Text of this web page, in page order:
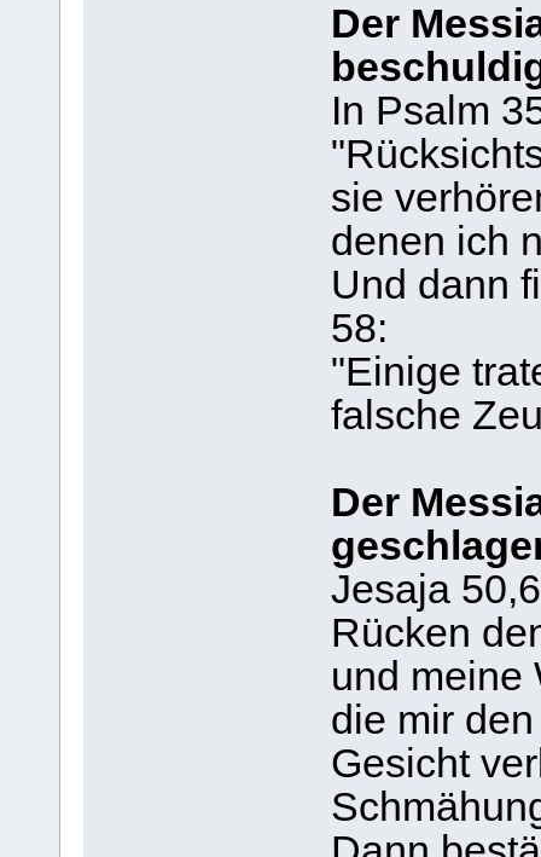
Der
In Psalm
sie
denen ich
Und dann
58:
"Einige
falsche
Der
Jesaja
Rücken
und meine
die mir
Gesicht